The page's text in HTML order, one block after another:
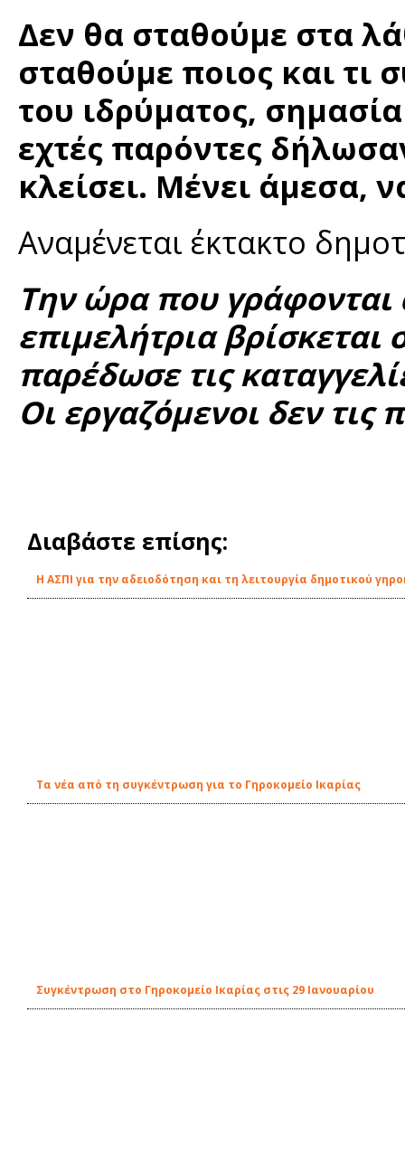
Δεν θα σταθούμε στα
σταθούμε ποιος και τι
του ιδρύματος,
εχτές παρόντες
κλείσει. Μένει άμεσα,
Αναμένεται έκτακτο
Την ώρα που γράφονται
επιμελήτρια βρίσκεται
παρέδωσε τις
Οι εργαζόμενοι δεν
Διαβάστε επίσης:
Η ΑΣΠΙ για την αδειοδότηση και τη λειτουργία δημοτικού
Τα νέα από τη συγκέντρωση για το Γηροκομείο Ικαρίας
Συγκέντρωση στο Γηροκομείο Ικαρίας στις 29 Ιανουαρίου